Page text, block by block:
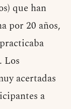
que han
por 20 años,
Los
acertadas
a